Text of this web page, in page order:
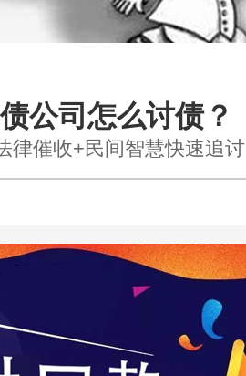
公司怎么讨债？
律催收+民间智慧快速追讨